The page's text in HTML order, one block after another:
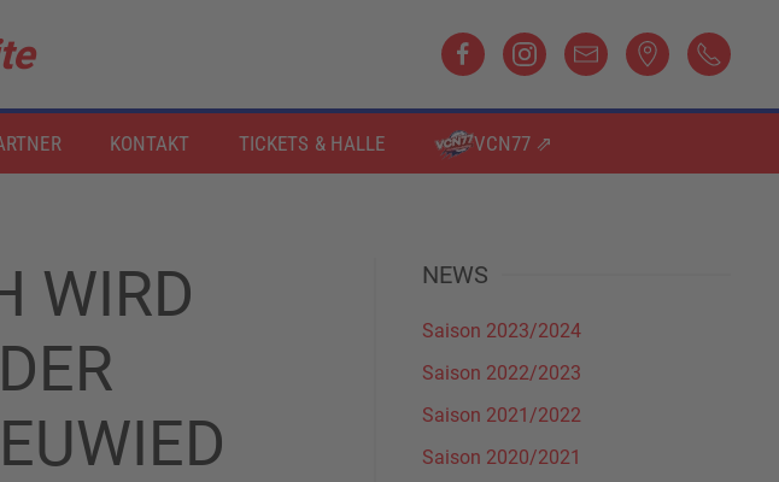
KONTAKT TICKETS & HALLE VCN77 ⇗
WIRD
NEWS
Saison 2023/2024
Saison 2022/2023
Saison 2021/2022
Saison 2020/2021